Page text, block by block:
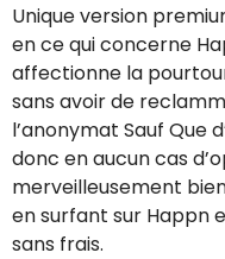
Unique version
en ce qui concerne
affectionne la
sans avoir de
l’anonymat Sauf Que
donc en aucun cas
merveilleusement
en surfant sur Happn
sans frais.